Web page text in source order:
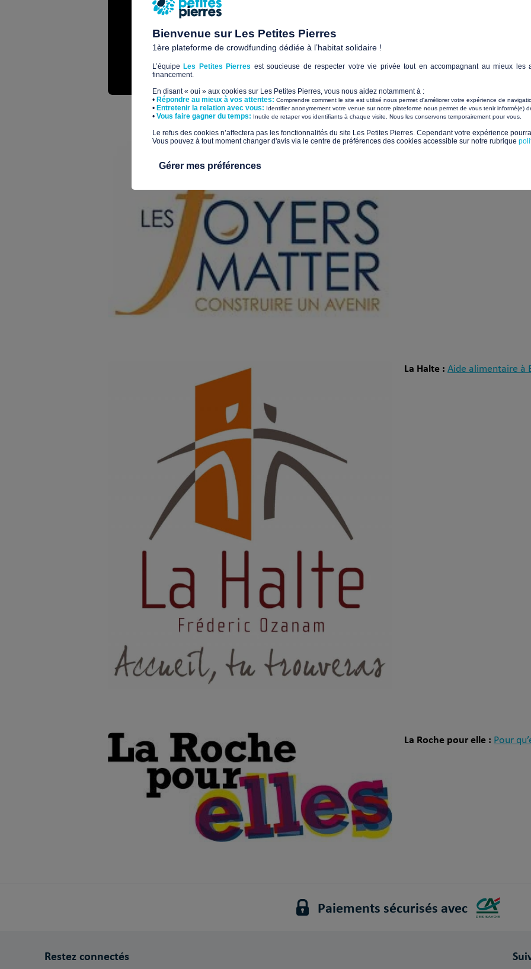
Les Foyers Matter :
La Halte : Aide alimentaire à
La Roche pour elle : Pour
Paiements sécurisés avec
Restez connectés
Bienvenue sur Les Petites Pierres
1ère plateforme de crowdfunding dédiée à l’habitat solidaire !
L’équipeLes Petites Pierres est soucieuse de respecter votre vie privée tout en accompagnant au mieux les
financement.
En disant « oui » aux cookies sur Les Petites Pierres, vous nous aidez notamment à :
• Répondre au mieux à vos attentes: Comprendre comment le site est utilisé nous permet d'améliorer votre expérience de
• Entretenir la relation avec vous: Identifier anonymement votre venue sur notre plateforme nous permet de vous tenir informé(e)
​• Vous faire gagner du temps: Inutile de retaper vos identifiants à chaque visite. Nous les conservons temporairement pour vous.
​Le refus des cookies n’affectera pas les fonctionnalités du site Les Petites Pierres. Cependant votre expérience
Vous pouvez à tout moment changer d'avis via le centre de préférences des cookies accessible sur notre rubrique
Gérer mes préférences